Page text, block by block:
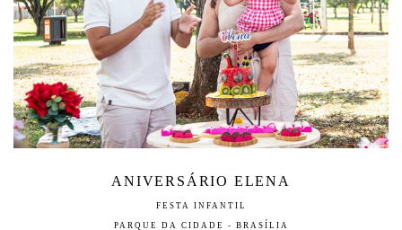
ANIVERSÁRIO ELENA
FESTA INFANTIL
PARQUE DA CIDADE - BRASÍLIA